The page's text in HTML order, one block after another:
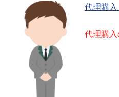
代理購
代理購